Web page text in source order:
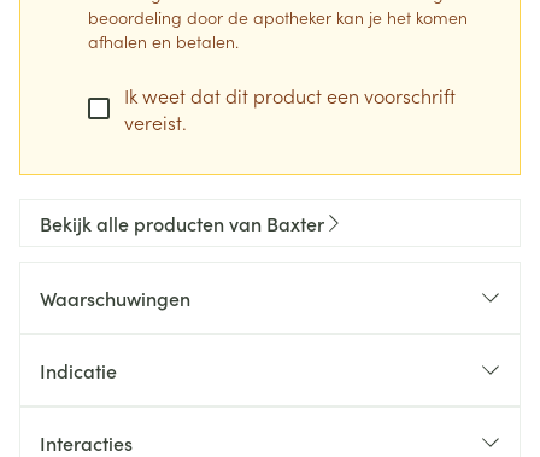
beoordeling door de apotheker kan je het komen
afhalen en betalen.
Ik weet dat dit product een voorschrift
vereist.
Bekijk alle producten van Baxter
Waarschuwingen
Indicatie
multipele myelomen
Interacties